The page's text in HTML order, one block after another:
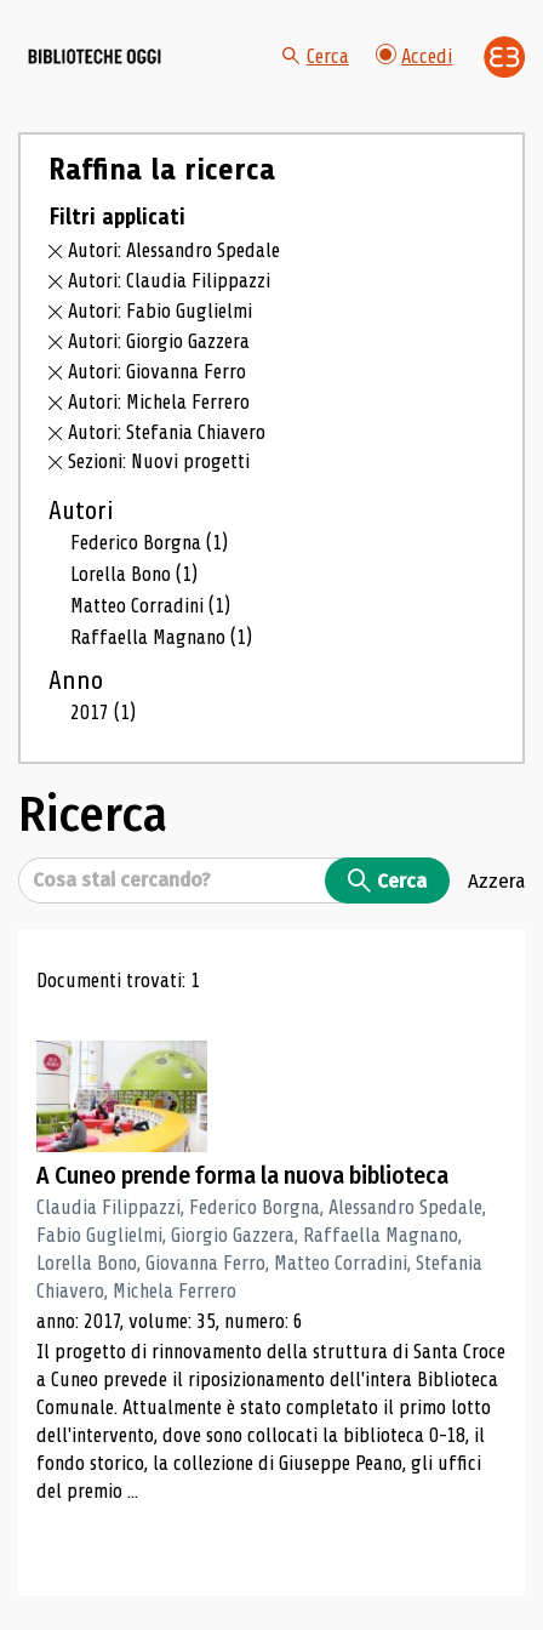
Cerca Accedi
Raffina la ricerca
Filtri applicati
Autori: Alessandro Spedale
Autori: Claudia Filippazzi
Autori: Fabio Guglielmi
Autori: Giorgio Gazzera
Autori: Giovanna Ferro
Autori: Michela Ferrero
Autori: Stefania Chiavero
Sezioni: Nuovi progetti
Autori
Federico Borgna(1)
Lorella Bono(1)
Matteo Corradini(1)
Raffaella Magnano(1)
Anno
2017(1)
Ricerca
Cerca Cerca Azzera
Risultati di ricerca
Documenti trovati: 1
A Cuneo prende forma la nuova biblioteca
Claudia Filippazzi, Federico Borgna, Alessandro Spedale,
Fabio Guglielmi, Giorgio Gazzera, Raffaella Magnano,
Lorella Bono, Giovanna Ferro, Matteo Corradini, Stefania
Chiavero, Michela Ferrero
anno: 2017, volume: 35, numero: 6
Il progetto di rinnovamento della struttura di Santa Croce
a Cuneo prevede il riposizionamento dell'intera Biblioteca
Comunale. Attualmente è stato completato il primo lotto
dell'intervento, dove sono collocati la biblioteca 0-18, il
fondo storico, la collezione di Giuseppe Peano, gli uffici
del premio ...